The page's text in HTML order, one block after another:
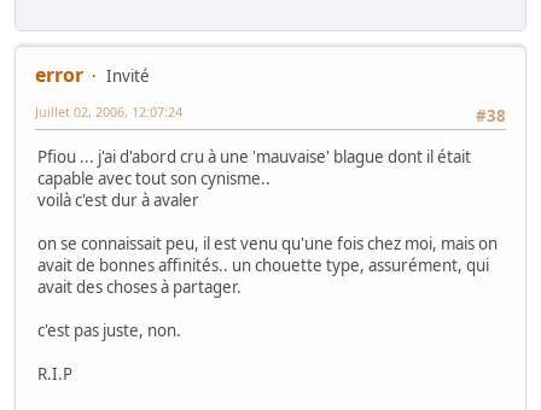
error
Invité
#38
Juillet 02, 2006, 12:07:24
Pfiou ... j'ai d'abord cru à une 'mauvaise' blague dont il était
capable avec tout son cynisme..
voilà c'est dur à avaler
on se connaissait peu, il est venu qu'une fois chez moi, mais on
avait de bonnes affinités.. un chouette type, assurément, qui
avait des choses à partager.
c'est pas juste, non.
R.I.P